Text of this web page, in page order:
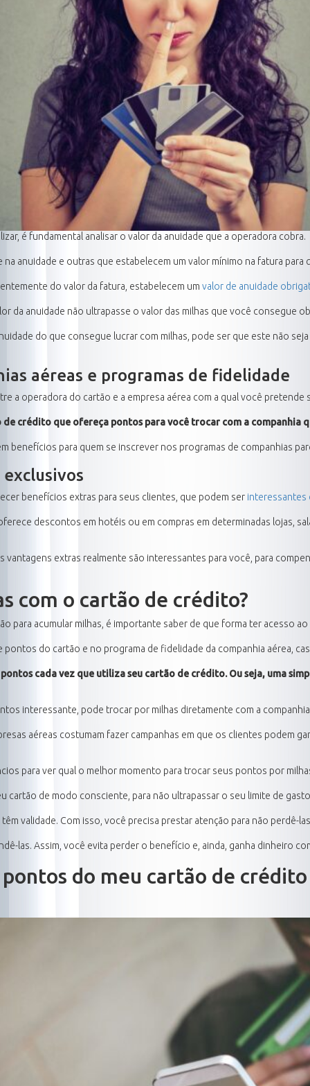
é fundamental analisar o valor da anuidade que a operadora cobra.
anuidade e outras que estabelecem um valor mínimo na fatura para
do valor da fatura, estabelecem um valor de anuidade
da anuidade não ultrapasse o valor das milhas que você consegue
do que consegue lucrar com milhas, pode ser que este não
aéreas e programas de fidelidade
a operadora do cartão e a empresa aérea com a qual você pretende
crédito que ofereça pontos para você trocar com a companhia
benefícios para quem se inscrever nos programas de companhias
benefícios extras para seus clientes, que podem ser interessantes
descontos em hotéis ou em compras em determinadas lojas,
vantagens extras realmente são interessantes para você, para
com o cartão de crédito?
para acumular milhas, é importante saber de que forma ter acesso
pontos do cartão e no programa de fidelidade da companhia aérea,
cada vez que utiliza seu cartão de crédito. Ou seja, uma
interessante, pode trocar por milhas diretamente com a
aéreas costumam fazer campanhas em que os clientes podem
para ver qual o melhor momento para trocar seus pontos por
cartão de modo consciente, para não ultrapassar o seu limite de
validade. Com isso, você precisa prestar atenção para não perdê-
las. Assim, você evita perder o benefício e, ainda, ganha dinheiro
do meu cartão de